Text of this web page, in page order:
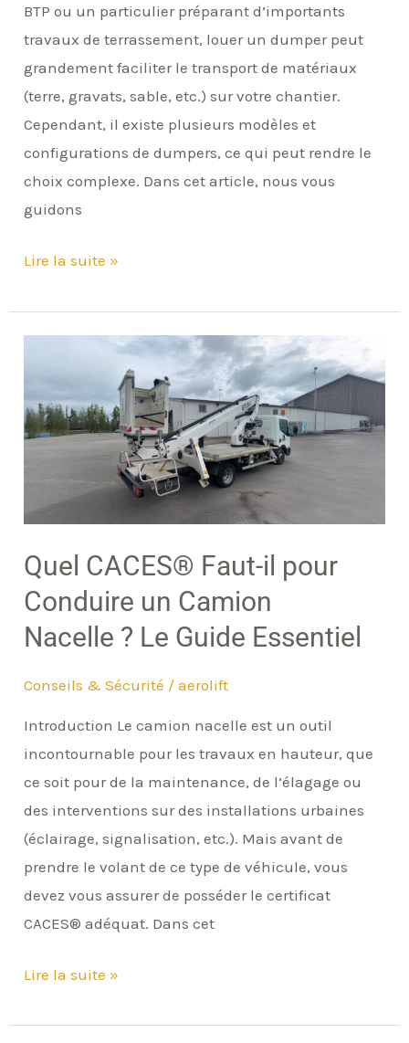
BTP ou un particulier préparant d’importants
travaux de terrassement, louer un dumper peut
grandement faciliter le transport de matériaux
(terre, gravats, sable, etc.) sur votre chantier.
Cependant, il existe plusieurs modèles et
configurations de dumpers, ce qui peut rendre le
choix complexe. Dans cet article, nous vous
guidons
Lire la suite »
Quel CACES® Faut-il pour
Conduire un Camion
Nacelle ? Le Guide Essentiel
Conseils & Sécurité /aerolift
Introduction Le camion nacelle est un outil
incontournable pour les travaux en hauteur, que
ce soit pour de la maintenance, de l’élagage ou
des interventions sur des installations urbaines
(éclairage, signalisation, etc.). Mais avant de
prendre le volant de ce type de véhicule, vous
devez vous assurer de posséder le certificat
CACES® adéquat. Dans cet
Faut-
il
Conduire
un
Nacelle ?
Le
Guide
Lire la suite »